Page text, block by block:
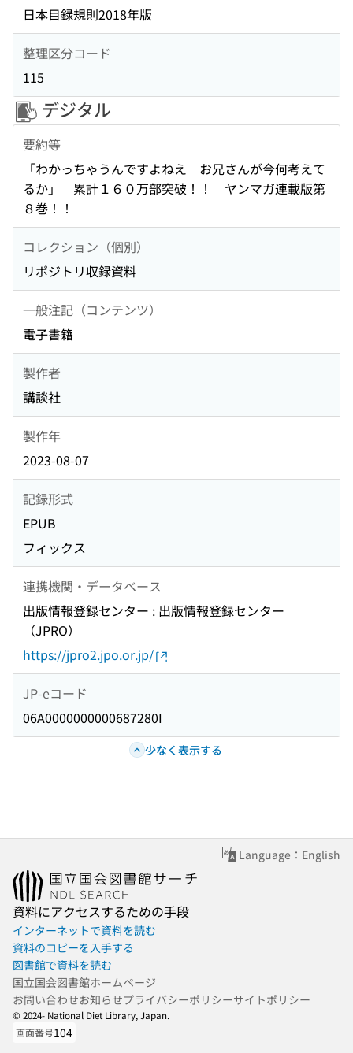
日本目録規則2018年版
整理区分コード
115
デジタル
要約等
「わかっちゃうんですよねえ お兄さんが今何考えて
るか」 累計１６０万部突破！！ ヤンマガ連載版第
８巻！！
コレクション（個別）
リポジトリ収録資料
一般注記（コンテンツ）
電子書籍
製作者
講談社
製作年
2023-08-07
記録形式
EPUB
フィックス
連携機関・データベース
出版情報登録センター : 出版情報登録センター
（JPRO）
https://jpro2.jpo.or.jp/
JP-eコード
06A0000000000687280I
少なく表示する
Language：English
資料にアクセスするための手段
インターネットで資料を読む
資料のコピーを入手する
図書館で資料を読む
国立国会図書館ホームページ
お問い合わせお知らせプライバシーポリシーサイトポリシー
© 2024- National Diet Library, Japan.
画面番号104